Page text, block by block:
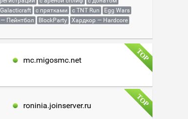
с прятками с TNT Run
Egg Wars
Пейнтбол BlockParty
Хардкор — Hardcore
mc.migosmc.net
roninia.joinserver.ru